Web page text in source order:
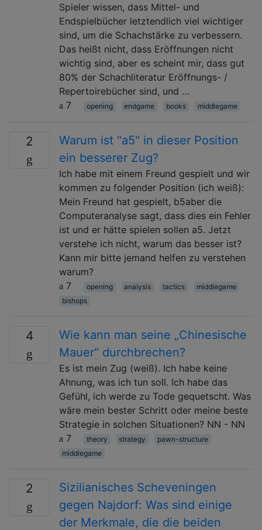
Spieler wissen, dass Mittel- und
Endspielbücher letztendlich viel wichtiger
sind, um die Schachstärke zu verbessern.
Das heißt nicht, dass Eröffnungen nicht
wichtig sind, aber es scheint mir, dass gut
80% der Schachliteratur Eröffnungs- /
Repertoirebücher sind, und …
7
opening endgame books middlegame
2
Warum ist "a5" in dieser Position
ein besserer Zug?
Ich habe mit einem Freund gespielt und wir
kommen zu folgender Position (ich weiß):
Mein Freund hat gespielt, b5aber die
Computeranalyse sagt, dass dies ein Fehler
ist und er hätte spielen sollen a5. Jetzt
verstehe ich nicht, warum das besser ist?
Kann mir bitte jemand helfen zu verstehen
warum?
7
opening analysis tactics
middlegame
bishops
4
Wie kann man seine „Chinesische
Mauer“ durchbrechen?
Es ist mein Zug (weiß). Ich habe keine
Ahnung, was ich tun soll. Ich habe das
Gefühl, ich werde zu Tode gequetscht. Was
wäre mein bester Schritt oder meine beste
Strategie in solchen Situationen? NN - NN
7
theory strategy
pawn-structure
middlegame
2
Sizilianisches Scheveningen
gegen Najdorf: Was sind einige
der Merkmale, die die beiden